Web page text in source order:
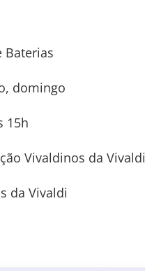
Baterias
domingo
15h
Vivaldinos da Vivaldi
da Vivaldi